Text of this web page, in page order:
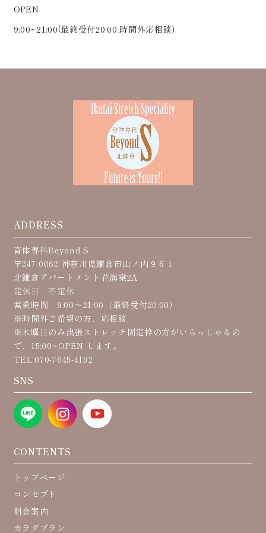
OPEN
9:00~21:00(最終受付20:00,時間外応相談)
ADDRESS
育体専科Beyond S
〒247-0062 神奈川県鎌倉市山ノ内９６１
北鎌倉アパートメント花海棠2A
定休日 不定休
営業時間 9:00〜21:00（最終受付20:00）
※時間外ご希望の方、応相談
※木曜日のみ出張ストレッチ固定枠の方がいらっしゃるの
で、15:00~OPEN します。
TEL:070-7645-4192
SNS
CONTENTS
トップページ
コンセプト
料金案内
カラダプラン